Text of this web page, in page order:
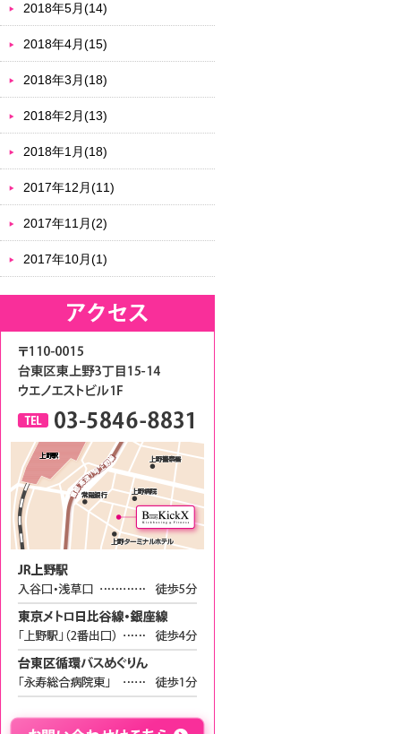
2018年5月(14)
2018年4月(15)
2018年3月(18)
2018年2月(13)
2018年1月(18)
2017年12月(11)
2017年11月(2)
2017年10月(1)